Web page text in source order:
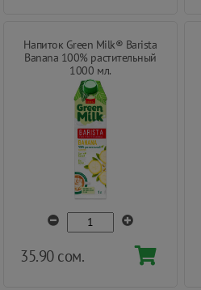
Напиток Green Milk® Barista
Banana 100% растительный
1000 мл.
35.90 сом.